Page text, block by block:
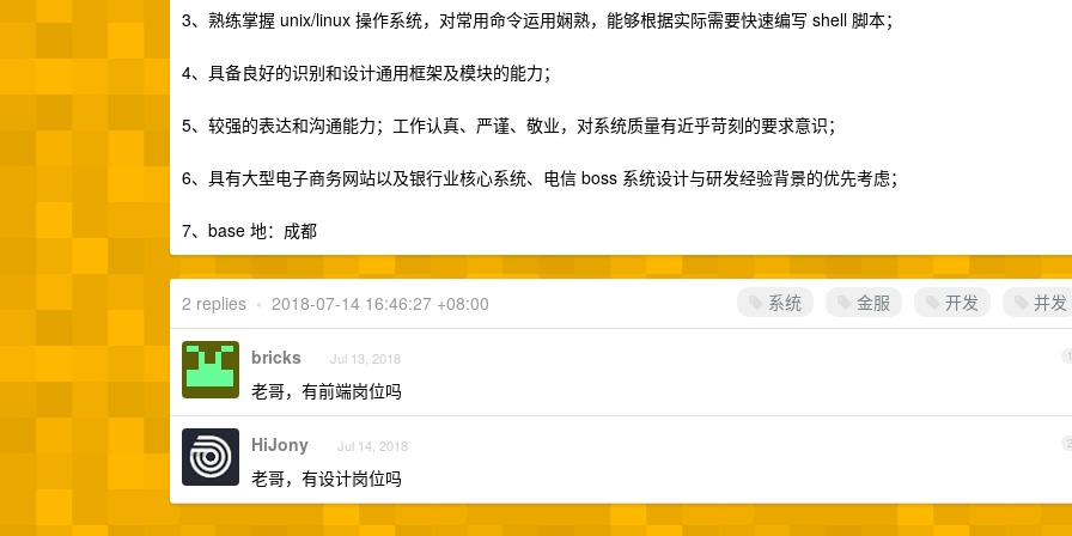
3、熟练掌握 unix/linux 操作系统，对常用命令运用娴熟，能够根据实际需要快速编写 shell 脚本；
4、具备良好的识别和设计通用框架及模块的能力；
5、较强的表达和沟通能力；工作认真、严谨、敬业，对系统质量有近乎苛刻的要求意识；
6、具有大型电子商务网站以及银行业核心系统、电信 boss 系统设计与研发经验背景的优先考虑；
7、base 地：成都
系统 金服 开发 并发
2 replies • 2018-07-14 16:46:27 +08:00
1
bricks Jul 13, 2018
老哥，有前端岗位吗
2
HiJony Jul 14, 2018
老哥，有设计岗位吗